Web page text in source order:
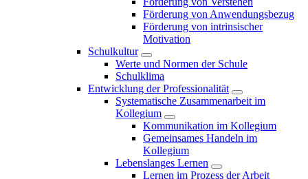
Förderung von Anwendungsbezug
Förderung von intrinsischer
Motivation
Schulkultur
Werte und Normen der Schule
Schulklima
Entwicklung der Professionalität
Systematische Zusammenarbeit im
Kollegium
Kommunikation im Kollegium
Gemeinsames Handeln im
Kollegium
Lebenslanges Lernen
Lernen im Prozess der Arbeit